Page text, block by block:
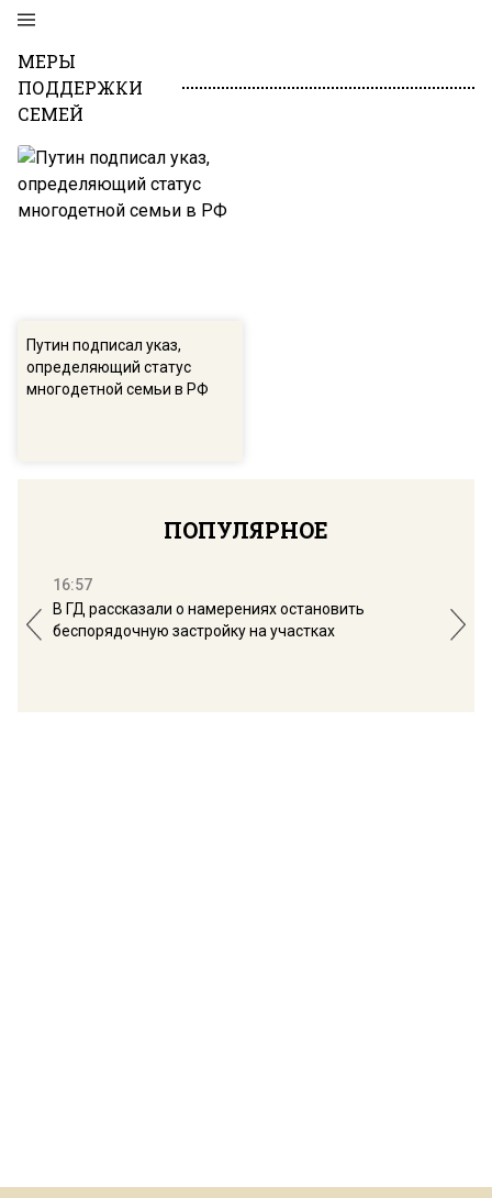
МЕРЫ
ПОДДЕРЖКИ
СЕМЕЙ
Путин подписал указ,
определяющий статус
многодетной семьи в РФ
ПОПУЛЯРНОЕ
16:57
В ГД рассказали о намерениях остановить
беспорядочную застройку на участках